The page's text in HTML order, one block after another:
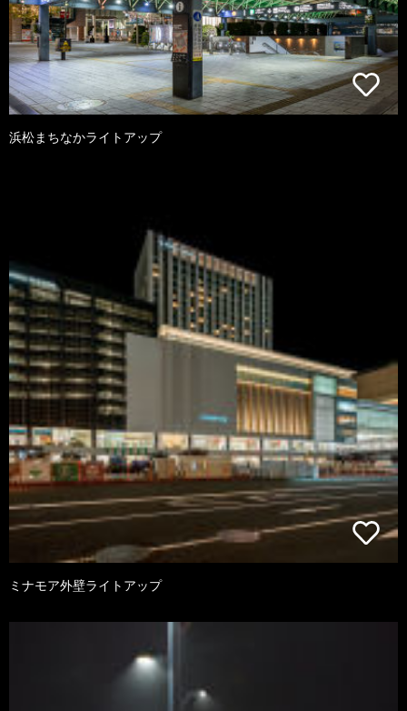
浜松まちなかライトアップ
ミナモア外壁ライトアップ